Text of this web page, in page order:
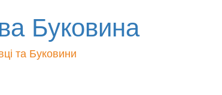
Буковина
та Буковини